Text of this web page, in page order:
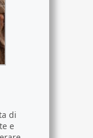
di
e